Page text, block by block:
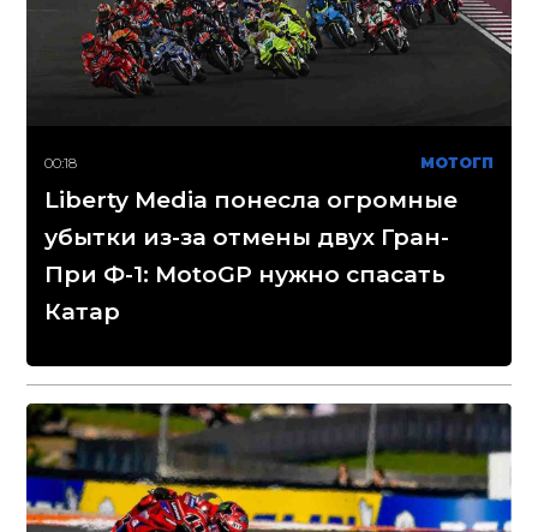
00:18 МОТОГП
Liberty Media понесла огромные
убытки из-за отмены двух Гран-
При Ф-1: MotoGP нужно спасать
Катар